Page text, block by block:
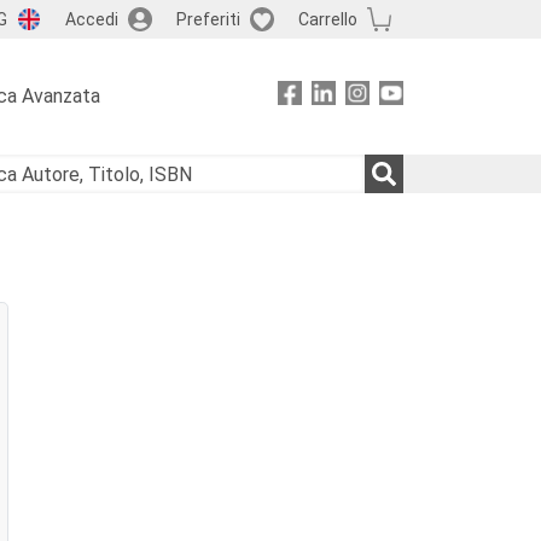
Accedi Preferiti Carrello
Avanzata